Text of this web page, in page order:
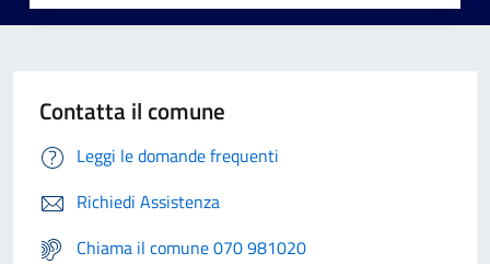
Contatta il comune
Leggi le domande frequenti
Richiedi Assistenza
Chiama il comune 070 981020